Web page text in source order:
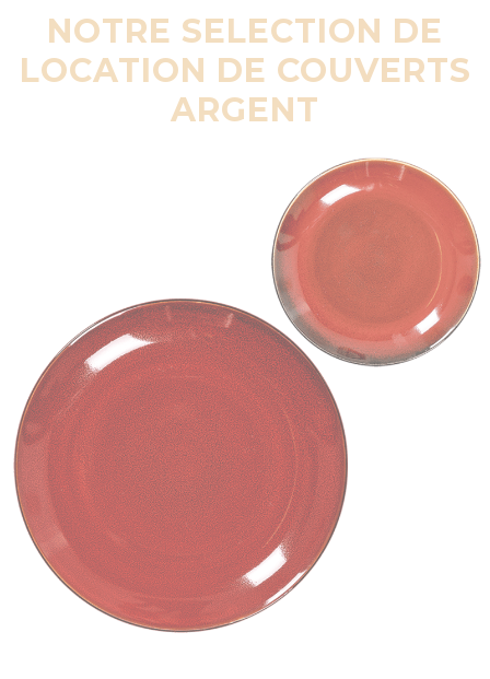
NOTRE SELECTION DE
LOCATION DE COUVERTS
ARGENT